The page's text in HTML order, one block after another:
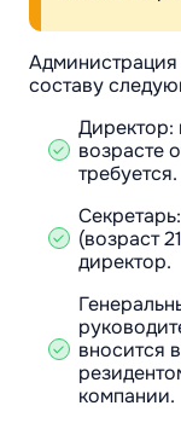
составу
Директор:
возрасте
требуется.
(возраст
директор.
вносится
компании.